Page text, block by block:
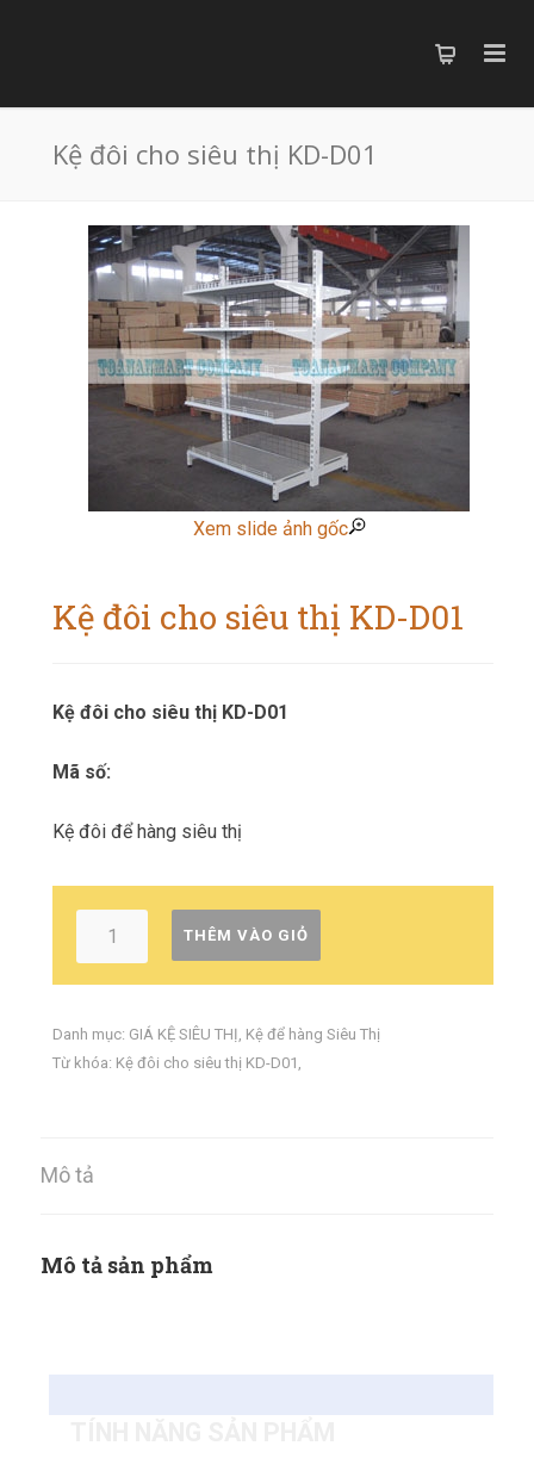
Kệ đôi cho siêu thị KD-D01
Xem slide ảnh gốc
Kệ đôi cho siêu thị KD-D01
Kệ đôi cho siêu thị KD-D01
Mã số:
Kệ đôi để hàng siêu thị
THÊM VÀO GIỎ
Danh mục: GIÁ KỆ SIÊU THỊ, Kệ để hàng Siêu Thị
Từ khóa: Kệ đôi cho siêu thị KD-D01 ,
Mô tả
Mô tả sản phẩm